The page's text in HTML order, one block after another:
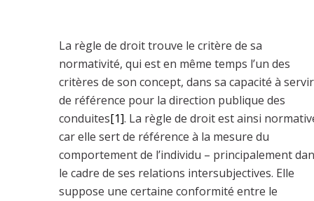
La règle de droit trouve le critère de sa
normativité, qui est en même temps l’un des
critères de son concept, dans sa capacité à servir
de référence pour la direction publique des
conduites[1]. La règle de droit est ainsi
car elle sert de référence à la mesure du
comportement de l’individu – principalement
le cadre de ses relations intersubjectives. Elle
suppose une certaine conformité entre le